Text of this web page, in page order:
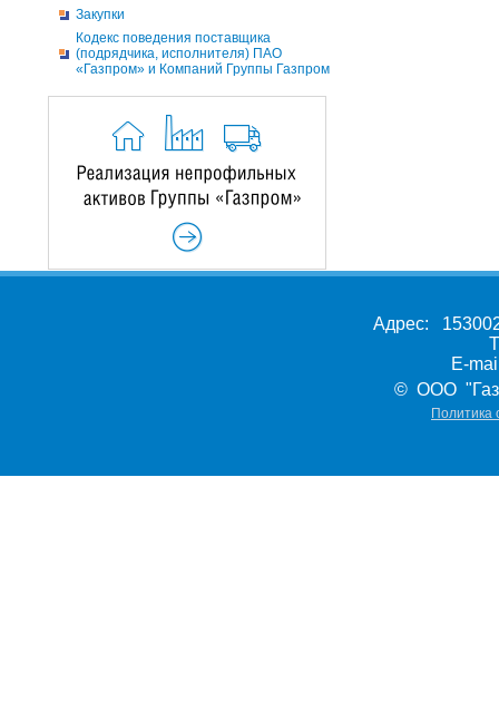
Закупки
Кодекс поведения поставщика
(подрядчика, исполнителя) ПАО
«Газпром» и Компаний Группы Газпром
Адрес:
E-
© ООО
Политика